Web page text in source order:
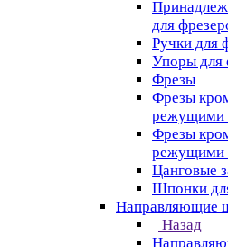
для
Ручки для
Упоры для
Фрезы
Фрезы
режущими
Фрезы
режущими
Цанговые
Шпонки
Направляющие
Назад